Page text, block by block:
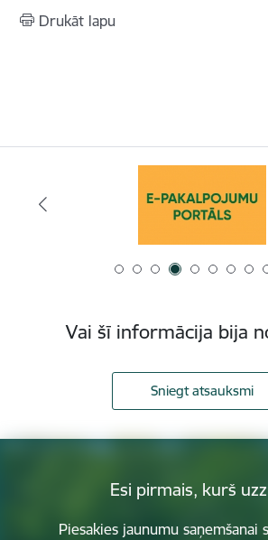
Drukāt lapu
Vai šī informācija bija
Sniegt atsauksmi
Esi pirmais, kurš
Piesakies jaunumu saņemšanai